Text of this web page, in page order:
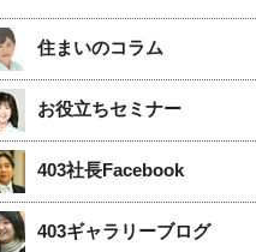
住まいのコラム
お役立ちセミナー
403社長Facebook
403ギャラリーブログ